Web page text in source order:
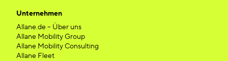
Unternehmen
Allane.de – Über uns
Allane Mobility Group
Allane Mobility Consulting
Allane Fleet